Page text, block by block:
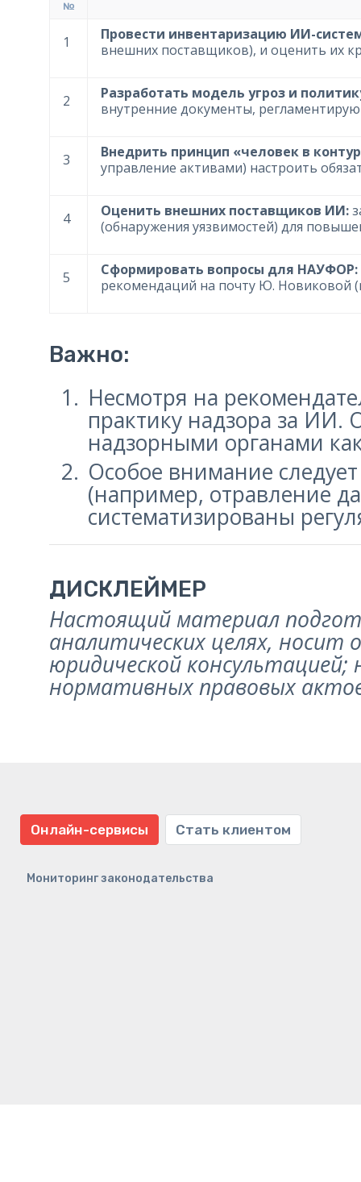
№
1
Провести инвентаризацию ИИ-
внешних поставщиков), и оценить их
2
Разработать модель угроз и
внутренние документы,
3
Внедрить принцип «человек в
управление активами) настроить
4 Оценить внешних поставщиков ИИ:
(обнаружения уязвимостей) для
5 Сформировать вопросы для НАУФОР:
рекомендаций на почту Ю. Новиковой
Важно:
Несмотря на
практику надзора за
надзорными органами
Особое внимание
(например, отравление
систематизированы
ДИСКЛЕЙМЕР
Настоящий материал
аналитических целях,
юридической
нормативных правовых
Онлайн-сервисы Стать клиентом
Мониторинг законодательства